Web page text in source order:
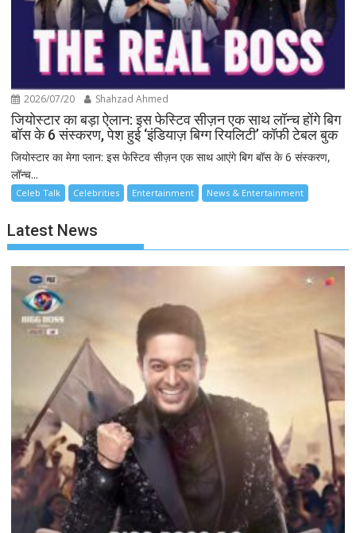
2026/07/20 Shahzad Ahmed
जियोस्टार का बड़ा ऐलान: इस फेस्टिव सीज़न एक साथ लॉन्च होंगे बिग
बॉस के 6 संस्करण, पेश हुई ‘इंडियाज़ बिग्ग रियलिटी’ कॉफी टेबल बुक
जियोस्टार का मेगा प्लान: इस फेस्टिव सीज़न एक साथ आएंगे बिग बॉस के 6 संस्करण,
लॉन्च...
Celeb Talk Celebrities Entertainment News & Entertainment
Latest News